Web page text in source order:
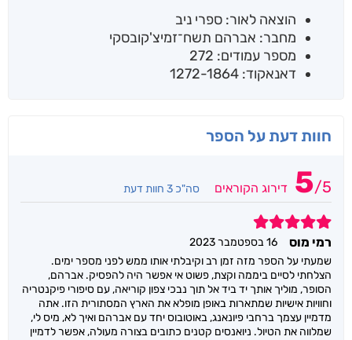
הוצאה לאור: ספרי ניב
מחבר: אברהם תשח־זמיצ'קובסקי
מספר עמודים: 272
דאנאקוד: 1272-1864
חוות דעת על הספר
5/5 דירוג הקוראים סה"כ 3 חוות דעת
5
רמי מוס
16 בספטמבר 2023
שמעתי על הספר מזה זמן רב וקיבלתי אותו ממש לפני מספר ימים.
הצלחתי לסיים ביממה וקצת, פשוט אי אפשר היה להפסיק. אברהם,
הסופר, מוליך אותך יד ביד אל תוך נבכי צפון קוריאה, עם סיפורי פיקנטריה
וחוויות אישיות שמתארות באופן מופלא את הארץ המסתורית הזו. אתה
מדמיין עצמך ברחבי פיונאנג, באוטובוס יחד עם אברהם ואיך לא, מיס לי,
שמלווה את הטיול. ניואנסים קטנים כתובים בצורה מעולה, אפשר לדמיין